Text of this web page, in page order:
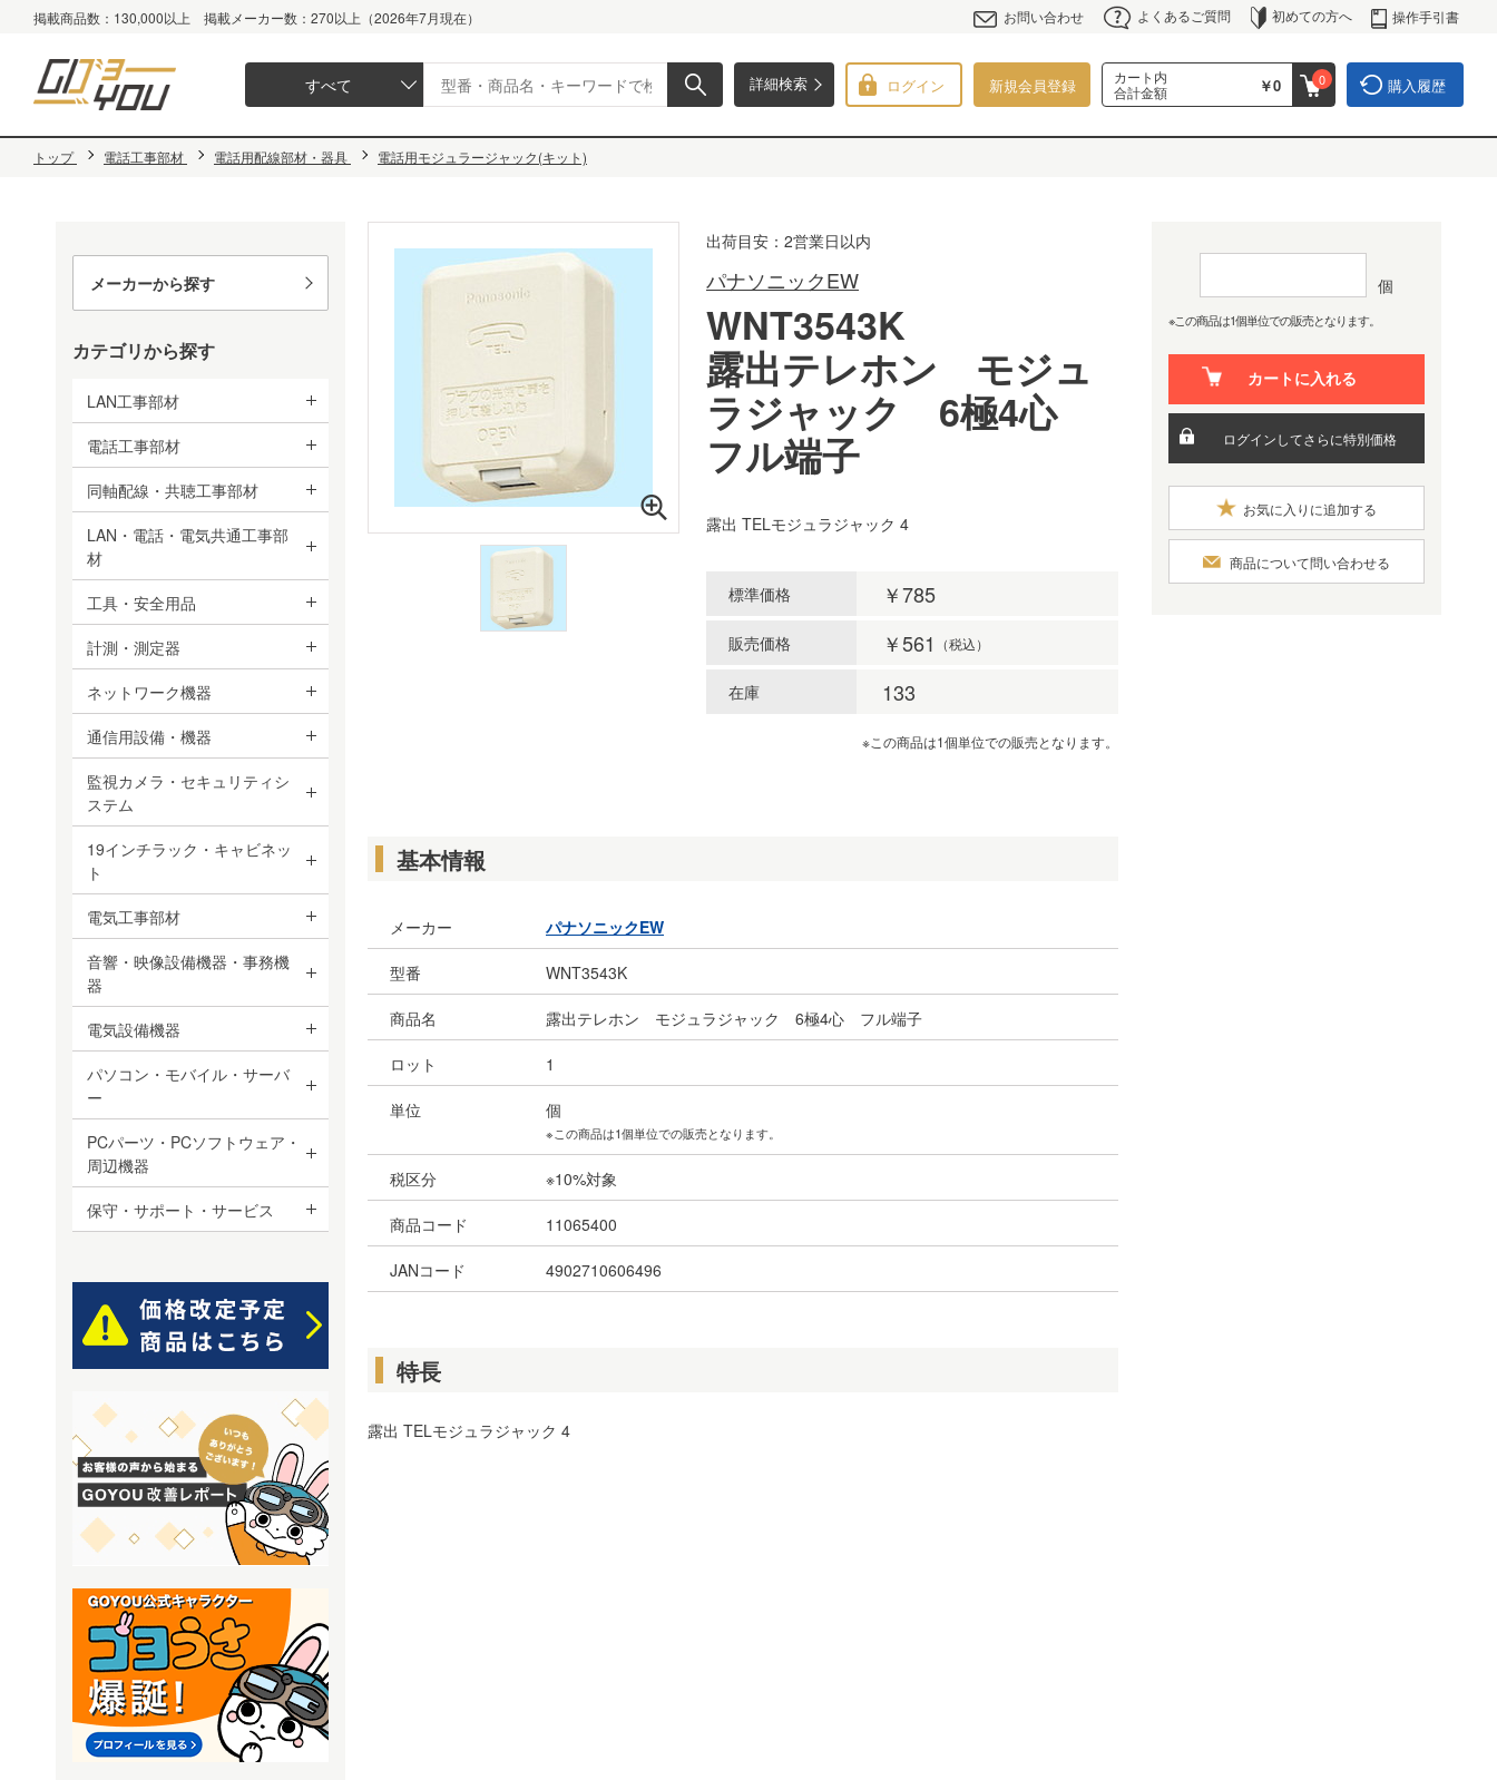
掲載商品数：130,000以上 掲載メーカー数：270以上（2026年7月現在） お問い合わせ よくあるご質問 初めての方へ 操作手引書
詳細検索
すべて ログイン 新規会員登録
カート内
合計金額
￥0 0 購入履歴
トップ 電話工事部材 電話用配線部材・器具 電話用モジュラージャック(キット)
出荷目安：2営業日以内
パナソニックEW
WNT3543K
露出テレホン モジュ
ラジャック 6極4心
フル端子
露出 TELモジュラジャック 4
標準価格 ￥785
販売価格 ￥561 （税込）
在庫 133
※この商品は1個単位での販売となります。
基本情報
メーカー パナソニックEW
型番 WNT3543K
商品名 露出テレホン モジュラジャック 6極4心 フル端子
ロット 1
単位 個
※この商品は1個単位での販売となります。
税区分 ※10%対象
商品コード 11065400
JANコード 4902710606496
特長
露出 TELモジュラジャック 4
個
※この商品は1個単位での販売となります。
カートに入れる
ログインしてさらに特別価格
お気に入りに追加する
商品について問い合わせる
メーカーから探す
カテゴリから探す
LAN工事部材
電話工事部材
同軸配線・共聴工事部材
LAN・電話・電気共通工事部
材
工具・安全用品
計測・測定器
ネットワーク機器
通信用設備・機器
監視カメラ・セキュリティシ
ステム
19インチラック・キャビネッ
ト
電気工事部材
音響・映像設備機器・事務機
器
電気設備機器
パソコン・モバイル・サーバ
ー
PCパーツ・PCソフトウェア・
周辺機器
保守・サポート・サービス